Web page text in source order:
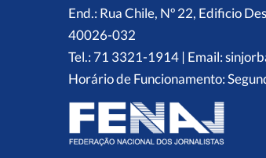
End.: Rua Chile, Nº 22, Edificio
40026-032
Tel.: 71 3321-1914 | Email:
Horário de Funcionamento: